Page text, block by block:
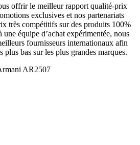
offrir le meilleur rapport qualité-prix
exclusives et nos partenariats
très compétitifs sur des produits 100%
équipe d’achat expérimentée, nous
fournisseurs internationaux afin
bas sur les plus grandes marques.
AR2507